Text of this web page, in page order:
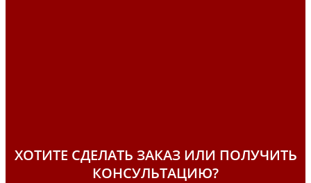
ХОТИТЕ СДЕЛАТЬ ЗАКАЗ ИЛИ ПОЛУЧИТЬ
КОНСУЛЬТАЦИЮ?